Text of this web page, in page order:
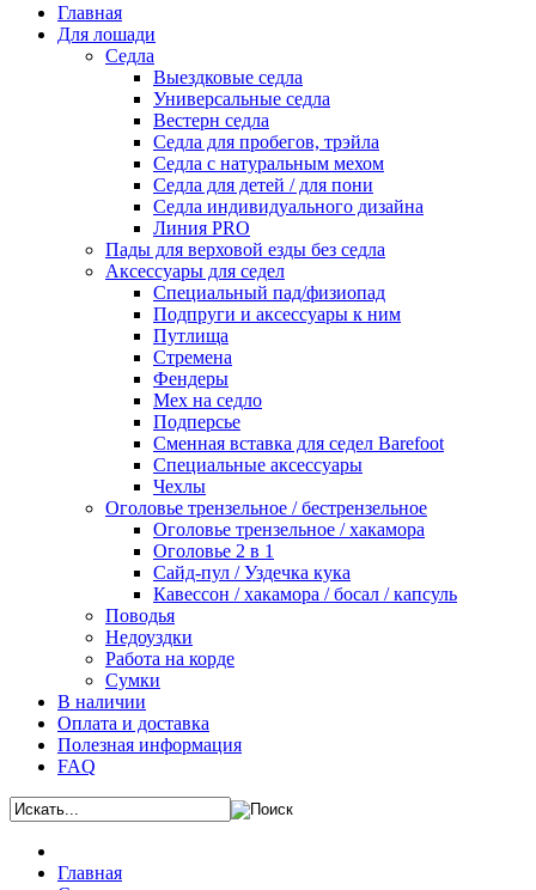
Главная
Для лошади
Седла
Выездковые седла
Универсальные седла
Вестерн седла
Седла для пробегов, трэйла
Седла с натуральным мехом
Седла для детей / для пони
Седла индивидуального дизайна
Линия PRO
Пады для верховой езды без седла
Аксессуары для седел
Специальный пад/физиопад
Подпруги и аксессуары к ним
Путлища
Стремена
Фендеры
Мех на седло
Подперсье
Сменная вставка для седел Barefoot
Специальные аксессуары
Чехлы
Оголовье трензельное / бестрензельное
Оголовье трензельное / хакамора
Оголовье 2 в 1
Сайд-пул / Уздечка кука
Кавессон / хакамора / босал / капсуль
Поводья
Недоуздки
Работа на корде
Сумки
В наличии
Оплата и доставка
Полезная информация
FAQ
Главная